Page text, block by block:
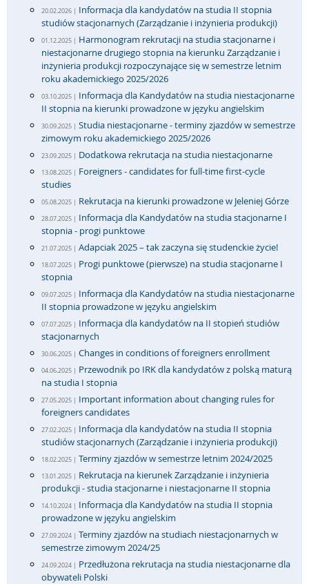
20.02.2026 | Informacja dla kandydatów na studia II stopnia
studiów stacjonarnych (Zarządzanie i inżynieria produkcji)
01.12.2025 | Harmonogram rekrutacji na studia stacjonarne i
niestacjonarne drugiego stopnia na kierunku Zarządzanie i
inżynieria produkcji rozpoczynające się w semestrze letnim
roku akademickiego 2025/2026
03.10.2025 | Informacja dla Kandydatów na studia niestacjonarne
II stopnia na kierunki prowadzone w języku angielskim
30.09.2025 | Studia niestacjonarne - terminy zjazdów w semestrze
zimowym roku akademickiego 2025/2026
23.09.2025 | Dodatkowa rekrutacja na studia niestacjonarne
13.08.2025 | Foreigners - candidates for full-time first-cycle
studies
05.08.2025 | Rekrutacja na kierunki prowadzone w Jeleniej Górze
28.07.2025 | Informacja dla Kandydatów na studia stacjonarne I
stopnia - progi punktowe
21.07.2025 | Adapciak 2025 – tak zaczyna się studenckie życie!
18.07.2025 | Progi punktowe (pierwsze) na studia stacjonarne I
stopnia
09.07.2025 | Informacja dla Kandydatów na studia niestacjonarne
II stopnia prowadzone w języku angielskim
07.07.2025 | Informacja dla kandydatów na II stopień studiów
stacjonarnych
30.06.2025 | Changes in conditions of foreigners enrollment
04.06.2025 | Przewodnik po IRK dla kandydatów z polską maturą
na studia I stopnia
27.05.2025 | Important information about changing rules for
foreigners candidates
27.02.2025 | Informacja dla kandydatów na studia II stopnia
studiów stacjonarnych (Zarządzanie i inżynieria produkcji)
18.02.2025 | Terminy zjazdów w semestrze letnim 2024/2025
13.01.2025 | Rekrutacja na kierunek Zarządzanie i inżynieria
produkcji - studia stacjonarne i niestacjonarne II stopnia
14.10.2024 | Informacja dla Kandydatów na studia II stopnia
prowadzone w języku angielskim
27.09.2024 | Terminy zjazdów na studiach niestacjonarnych w
semestrze zimowym 2024/25
24.09.2024 | Przedłużona rekrutacja na studia niestacjonarne dla
obywateli Polski